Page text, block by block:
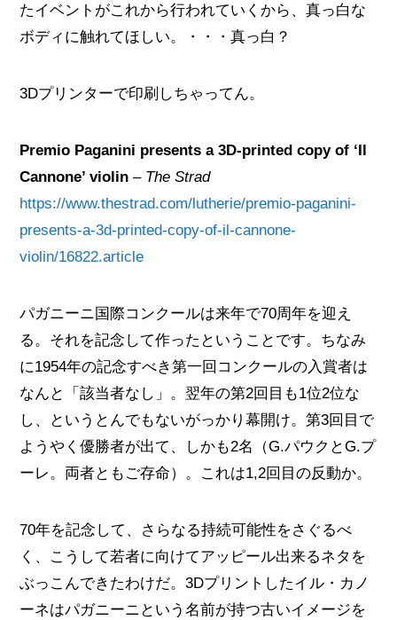
たイベントがこれから行われていくから、真っ白な
ボディに触れてほしい。・・・真っ白？
3Dプリンターで印刷しちゃってん。
Premio Paganini presents a 3D-printed copy of ‘Il
Cannone’ violin – The Strad
https://www.thestrad.com/lutherie/premio-paganini-
presents-a-3d-printed-copy-of-il-cannone-
violin/16822.article
パガニーニ国際コンクールは来年で70周年を迎え
る。それを記念して作ったということです。ちなみ
に1954年の記念すべき第一回コンクールの入賞者は
なんと「該当者なし」。翌年の第2回目も1位2位な
し、というとんでもないがっかり幕開け。第3回目で
ようやく優勝者が出て、しかも2名（G.パウクとG.プ
ーレ。両者ともご存命）。これは1,2回目の反動か。
70年を記念して、さらなる持続可能性をさぐるべ
く、こうして若者に向けてアッピール出来るネタを
ぶっこんできたわけだ。3Dプリントしたイル・カノ
ーネはパガニーニという名前が持つ古いイメージを